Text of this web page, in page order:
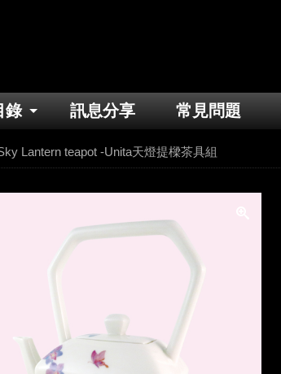
錄 訊息分享 常見問題
Lantern teapot -Unita天燈提樑茶具組